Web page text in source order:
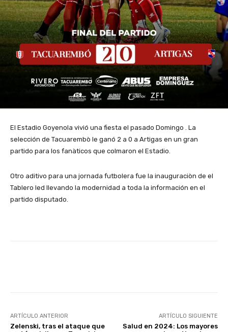
El Estadio Goyenola vivió una fiesta el pasado Domingo . La
selección de Tacuarembò le ganó 2 a 0 a Artigas en un gran
partido para los fanàticos que colmaron el Estadio.
Otro aditivo para una jornada futbolera fue la inauguraciòn de el
Tablero led llevando la modernidad a toda la información en el
partido disputado.
ARTÍCULO ANTERIOR
Zelenski, tras el ataque que
ARTÍCULO SIGUIENTE
Salud en 2024: Los mayores